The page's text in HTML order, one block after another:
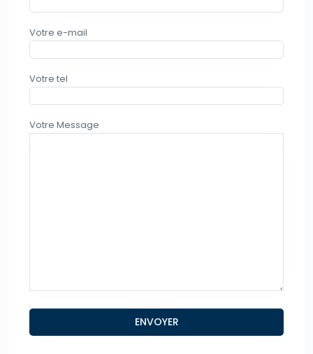
Votre e-mail
Votre tel
Votre Message